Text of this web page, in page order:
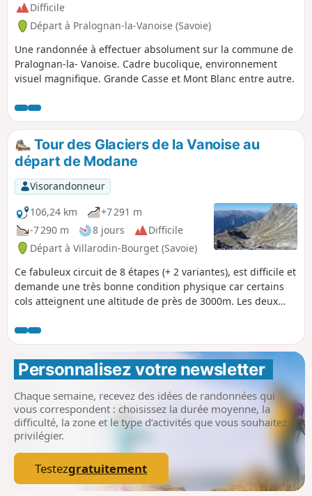
Difficile
Départ à Pralognan-la-Vanoise (Savoie)
Une randonnée à effectuer absolument sur la commune de
Pralognan-la- Vanoise. Cadre bucolique, environnement
visuel magnifique. Grande Casse et Mont Blanc entre autre.
Tour des Glaciers de la Vanoise au
départ de Modane
Visorandonneur
106,24 km
+7 291 m
-7 290 m
8 jours
Difficile
Départ à Villarodin-Bourget (Savoie)
Ce fabuleux circuit de 8 étapes (+ 2 variantes), est difficile et
demande une très bonne condition physique car certains
cols atteignent une altitude de près de 3000m. Les deux
circuit encore plus attrayant. Les paysages de montagne,
les glaciers, les pâturages et la flore font partie des plus
beaux des alpes. La faune est particulièrement présente
comme dans le Mercantour. Chaque jour nous avons vu,
marmottes, bouquetins et chamois.
Personnalisez votre newsletter
Chaque semaine, recevez des idées de randonnées qui
vous correspondent : choisissez la durée moyenne, la
difficulté, la zone et le type d’activités que vous souhaitez
privilégier.
Testezgratuitement